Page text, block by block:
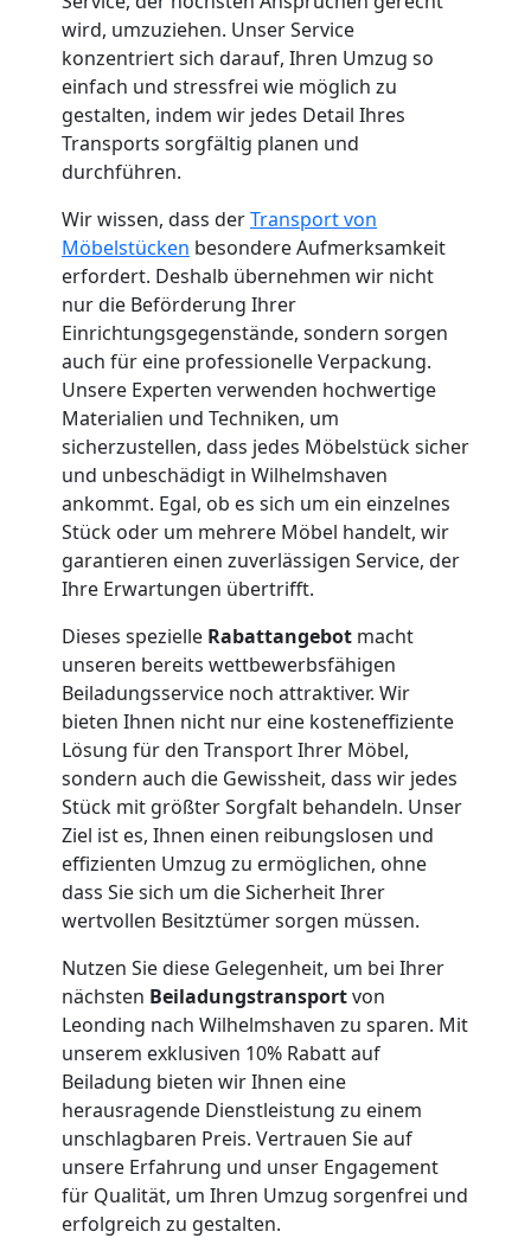
wird, umzuziehen. Unser Service
konzentriert sich darauf, Ihren Umzug so
einfach und stressfrei wie möglich zu
gestalten, indem wir jedes Detail Ihres
Transports sorgfältig planen und
durchführen.
Wir wissen, dass derTransport von
Möbelstücken besondere Aufmerksamkeit
erfordert. Deshalb übernehmen wir nicht
nur die Beförderung Ihrer
Einrichtungsgegenstände, sondern sorgen
auch für eine professionelle Verpackung.
Unsere Experten verwenden hochwertige
Materialien und Techniken, um
sicherzustellen, dass jedes Möbelstück sicher
und unbeschädigt in Wilhelmshaven
ankommt. Egal, ob es sich um ein einzelnes
Stück oder um mehrere Möbel handelt, wir
garantieren einen zuverlässigen Service, der
Ihre Erwartungen übertrifft.
Dieses spezielle Rabattangebot macht
unseren bereits wettbewerbsfähigen
Beiladungsservice noch attraktiver. Wir
bieten Ihnen nicht nur eine kosteneffiziente
Lösung für den Transport Ihrer Möbel,
sondern auch die Gewissheit, dass wir jedes
Stück mit größter Sorgfalt behandeln. Unser
Ziel ist es, Ihnen einen reibungslosen und
effizienten Umzug zu ermöglichen, ohne
dass Sie sich um die Sicherheit Ihrer
wertvollen Besitztümer sorgen müssen.
Nutzen Sie diese Gelegenheit, um bei Ihrer
nächsten Beiladungstransportvon
Leonding nach Wilhelmshaven zu sparen. Mit
unserem exklusiven 10% Rabatt auf
Beiladung bieten wir Ihnen eine
herausragende Dienstleistung zu einem
unschlagbaren Preis. Vertrauen Sie auf
unsere Erfahrung und unser Engagement
für Qualität, um Ihren Umzug sorgenfrei und
erfolgreich zu gestalten.
Küchenumzug
Leonding
Umzug
und
Lagerung
Leonding
Full-
Service-
Umzug
Leonding
Qualitäts-
Umzüge
Leonding
Vereinsumzug
Leonding
Anfrage
Möbeltransport